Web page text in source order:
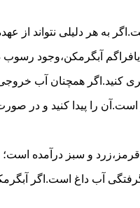
به هر دلیلی نتواند از
آبگرمکن،وجود
کنید.اگر همچنان آب
را پیدا کنید و در
و سبز درآمده
آب داغ است.اگر